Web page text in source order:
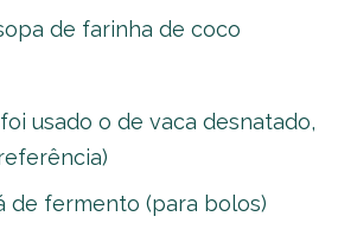
de farinha de coco
usado o de vaca desnatado,
de fermento (para bolos)